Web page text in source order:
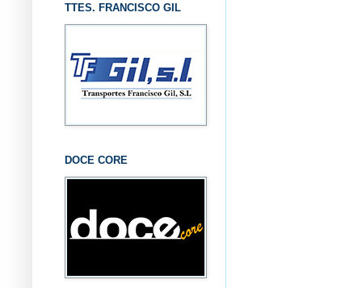
TTES. FRANCISCO GIL
DOCE CORE